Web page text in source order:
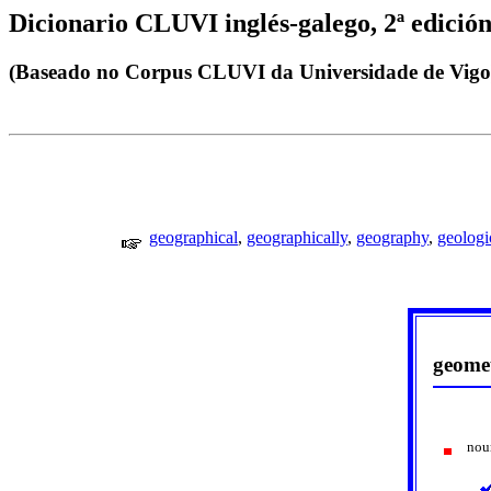
Dicionario CLUVI inglés-galego, 2ª
(Baseado no Corpus CLUVI da Universidade de
geographical, geographically, geography,